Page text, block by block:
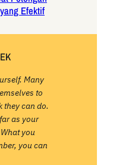
Efektif
Many
to
they can do.
as your
you
you can